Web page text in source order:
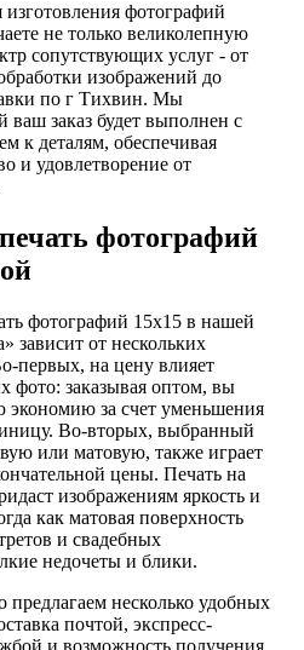
фотографий
не только великолепную
сопутствующих услуг - от
изображений до
по г Тихвин. Мы
ваш заказ будет выполнен с
к деталям, обеспечивая
и удовлетворение от
фотографий
фотографий 15х15 в нашей
зависит от нескольких
первых, на цену влияет
фото: заказывая оптом, вы
экономию за счет уменьшения
Во-вторых, выбранный
или матовую, также играет
цены. Печать на
изображениям яркость и
как матовая поверхность
и свадебных
недочеты и блики.
предлагаем несколько удобных
почтой, экспресс-
и возможность получения